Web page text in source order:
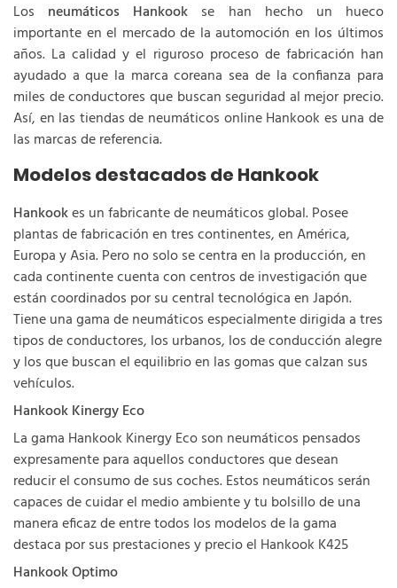
Los neumáticos Hankook se han hecho un hueco
importante en el mercado de la automoción en los últimos
años. La calidad y el riguroso proceso de fabricación han
ayudado a que la marca coreana sea de la confianza para
miles de conductores que buscan seguridad al mejor precio.
Así, en las tiendas de neumáticos online Hankook es una de
las marcas de referencia.
Modelos destacados de Hankook
Hankookes un fabricante de neumáticos global. Posee
plantas de fabricación en tres continentes, en América,
Europa y Asia. Pero no solo se centra en la producción, en
cada continente cuenta con centros de investigación que
están coordinados por su central tecnológica en Japón.
Tiene una gama de neumáticos especialmente dirigida a tres
tipos de conductores, los urbanos, los de conducción alegre
y los que buscan el equilibrio en las gomas que calzan sus
vehículos.
Hankook Kinergy Eco
La gama Hankook Kinergy Eco son neumáticos pensados
expresamente para aquellos conductores que desean
reducir el consumo de sus coches. Estos neumáticos serán
capaces de cuidar el medio ambiente y tu bolsillo de una
manera eficaz de entre todos los modelos de la gama
destaca por sus prestaciones y precio el Hankook K425
Hankook Optimo